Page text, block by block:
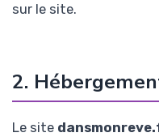
sur le site.
2.
Le site